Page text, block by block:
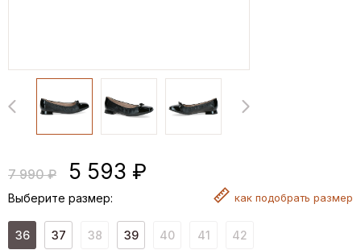
7 990 ₽ 5 593 ₽
Выберите размер: как подобрать размер
36 37 38 39 40 41 42